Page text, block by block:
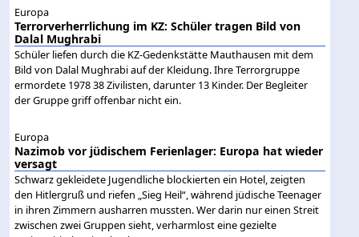
Europa
Terrorverherrlichung im KZ: Schüler tragen Bild von
Dalal Mughrabi
Schüler liefen durch die KZ-Gedenkstätte Mauthausen mit dem
Bild von Dalal Mughrabi auf der Kleidung. Ihre Terrorgruppe
ermordete 1978 38 Zivilisten, darunter 13 Kinder. Der Begleiter
der Gruppe griff offenbar nicht ein.
Europa
Nazimob vor jüdischem Ferienlager: Europa hat wieder
versagt
Schwarz gekleidete Jugendliche blockierten ein Hotel, zeigten
den Hitlergruß und riefen „Sieg Heil“, während jüdische Teenager
in ihren Zimmern ausharren mussten. Wer darin nur einen Streit
zwischen zwei Gruppen sieht, verharmlost eine gezielte